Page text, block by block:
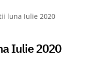
luna Iulie 2020
Iulie 2020